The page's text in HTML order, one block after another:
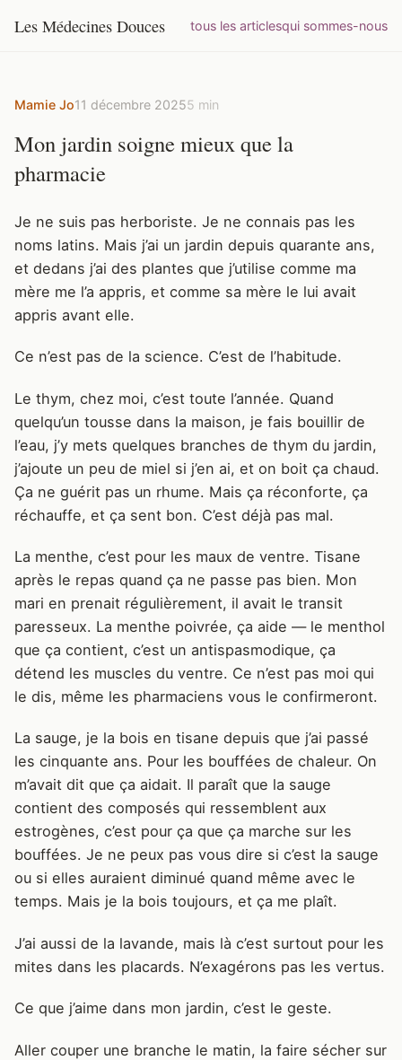
Les Médecines Douces tous les articlesqui sommes-nous
Mamie Jo11 décembre 20255 min
Mon jardin soigne mieux que la
pharmacie
Je ne suis pas herboriste. Je ne connais pas les
noms latins. Mais j’ai un jardin depuis quarante ans,
et dedans j’ai des plantes que j’utilise comme ma
mère me l’a appris, et comme sa mère le lui avait
appris avant elle.
Ce n’est pas de la science. C’est de l’habitude.
Le thym, chez moi, c’est toute l’année. Quand
quelqu’un tousse dans la maison, je fais bouillir de
l’eau, j’y mets quelques branches de thym du jardin,
j’ajoute un peu de miel si j’en ai, et on boit ça chaud.
Ça ne guérit pas un rhume. Mais ça réconforte, ça
réchauffe, et ça sent bon. C’est déjà pas mal.
La menthe, c’est pour les maux de ventre. Tisane
après le repas quand ça ne passe pas bien. Mon
mari en prenait régulièrement, il avait le transit
paresseux. La menthe poivrée, ça aide — le menthol
que ça contient, c’est un antispasmodique, ça
détend les muscles du ventre. Ce n’est pas moi qui
le dis, même les pharmaciens vous le confirmeront.
La sauge, je la bois en tisane depuis que j’ai passé
les cinquante ans. Pour les bouffées de chaleur. On
m’avait dit que ça aidait. Il paraît que la sauge
contient des composés qui ressemblent aux
estrogènes, c’est pour ça que ça marche sur les
bouffées. Je ne peux pas vous dire si c’est la sauge
ou si elles auraient diminué quand même avec le
temps. Mais je la bois toujours, et ça me plaît.
J’ai aussi de la lavande, mais là c’est surtout pour les
mites dans les placards. N’exagérons pas les vertus.
Ce que j’aime dans mon jardin, c’est le geste.
Aller couper une branche le matin, la faire sécher sur